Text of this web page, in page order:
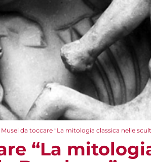
Musei da toccare “La mitologia classica nelle
“La